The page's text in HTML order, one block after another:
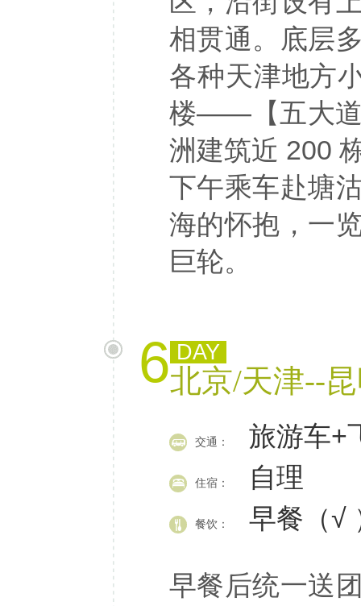
相贯通。底层
各种天津地方
楼——【五大道
洲建筑近 200
下午乘车赴塘
海的怀抱，一
巨轮。
6 DAY
北京/天津--
交通： 旅游车+
住宿： 自理
餐饮： 早餐（√
早餐后统一送